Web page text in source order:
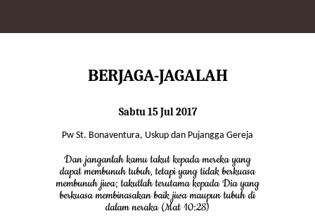
BERJAGA-JAGALAH
Sabtu 15 Jul 2017
Pw St. Bonaventura, Uskup dan Pujangga Gereja
Dan janganlah kamu takut kepada mereka yang
dapat membunuh tubuh, tetapi yang tidak berkuasa
membunuh jiwa; takutlah terutama kepada Dia yang
berkuasa membinasakan baik jiwa maupun tubuh di
dalam neraka (Mat 10:28)